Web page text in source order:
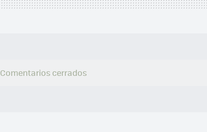
Comentarios cerrados